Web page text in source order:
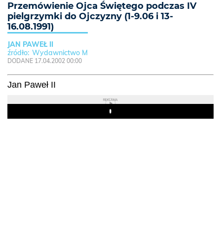
Przemówienie Ojca Świętego podczas IV
pielgrzymki do Ojczyzny (1-9.06 i 13-
16.08.1991)
JAN PAWEŁ II
Wydawnictwo M
DODANE 17.04.2002 00:00
Jan Paweł II
REKLAMA
Play